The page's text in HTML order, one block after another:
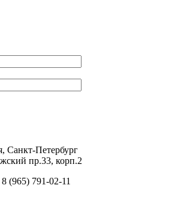
Санкт-Петербург
пр.33, корп.2
8 (965) 791-02-11